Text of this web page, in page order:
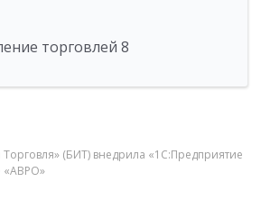
торговлей 8
(БИТ) внедрила «1С:Предприятие
«АВРО»